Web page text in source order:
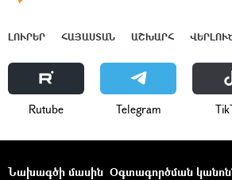
ԼՈՒՐԵՐ ՀԱՅԱՍՏԱՆ ԱՇԽԱՐՀ
Rutube Telegram
Նախագծի մասին Օգտագործման